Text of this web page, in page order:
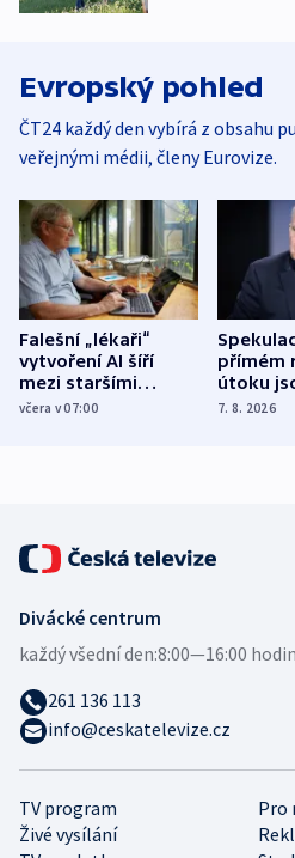
Evropský pohled
ČT24 každý den vybírá z obsahu
veřejnými médii, členy Eurovize.
Falešní „lékaři“
vytvoření AI šíří
mezi staršími
Poláky nebezpečné
včera v 07:00
přímém
útoku
míní
7. 8. 2026
TV program
Pro
Živé vysílání
Divácké centrum
každý všední den:8:00—16:00 hodin
261 136 113
info@ceskatelevize.cz